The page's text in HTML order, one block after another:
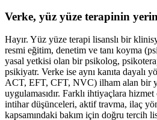
Verke, yüz yüze terapinin
Hayır. Yüz yüze terapi lisanslı bir
resmi eğitim, denetim ve tanı koyma
yasal yetkisi olan bir psikolog,
psikiyatr. Verke ise aynı kanıta dayalı
ACT, EFT, CFT, NVC) ilham alan bir
uygulamasıdır. Farklı ihtiyaçlara
intihar düşünceleri, aktif travma, ilaç
kapsamındaki bakım için doğru tercih